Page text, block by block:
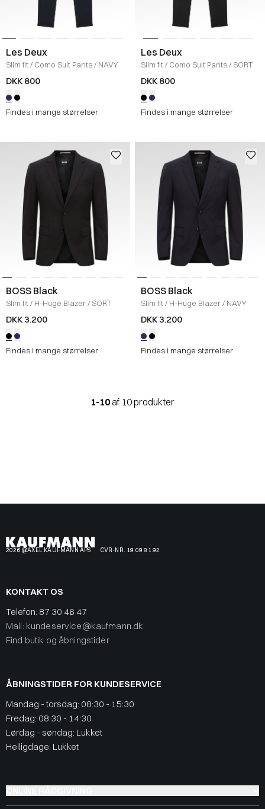
Les Deux
Slim fit/ Como Suit Pants/ NAVY
DKK 800
Findes i mange størrelser
Les Deux
Slim fit/ Como Suit Pants/ SORT
DKK 800
Findes i mange størrelser
BOSS Black
Slim fit/ H-Huge Blazer/ SORT
DKK 3.200
Findes i mange størrelser
BOSS Black
Slim fit/ H-Huge Blazer/ NAVY
DKK 3.200
Findes i mange størrelser
1-10af 10 produkter
2026 @AXEL KAUFMANN APS CVR-NR. 19 09 81 92
KONTAKT OS
Telefon: 87 30 46 47
Mail: kundeservice@kaufmann.dk
Find butik og åbningstider
ÅBNINGSTIDER FOR KUNDESERVICE
Mandag - torsdag: 08:30 - 15:30
Fredag: 08:30 - 14:30
Lørdag - søndag: Lukket
Helligdage: Lukket